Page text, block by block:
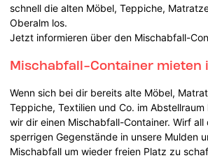
schnell die alten Möbel, Teppiche,
Oberalm los.
Jetzt informieren über den Mischabfall-
Mischabfall-Container mieten
Wenn sich bei dir bereits alte Möbel,
Teppiche, Textilien und Co. im
wir dir einen Mischabfall-Container. Wirf
sperrigen Gegenstände in unsere Mulden
Mischabfall um wieder freien Platz zu